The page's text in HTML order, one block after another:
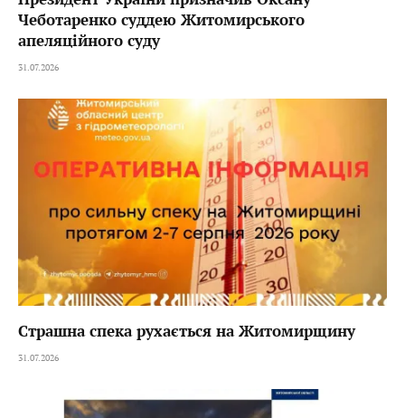
Чеботаренко суддею Житомирського
апеляційного суду
31.07.2026
Страшна спека рухається на Житомирщину
31.07.2026